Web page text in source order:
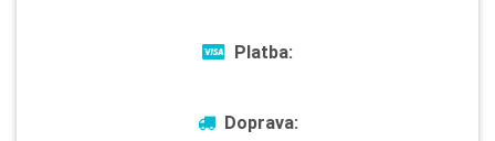
Platba:
Doprava: